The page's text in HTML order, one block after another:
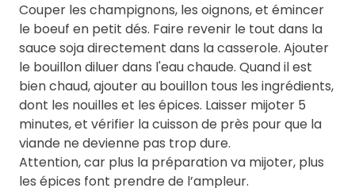
Couper les champignons, les oignons, et émincer
le boeuf en petit dés. Faire revenir le tout dans la
sauce soja directement dans la casserole. Ajouter
le bouillon diluer dans l'eau chaude. Quand il est
bien chaud, ajouter au bouillon tous les ingrédients,
dont les nouilles et les épices. Laisser mijoter 5
minutes, et vérifier la cuisson de près pour que la
viande ne devienne pas trop dure.
Attention, car plus la préparation va mijoter, plus
les épices font prendre de l’ampleur.